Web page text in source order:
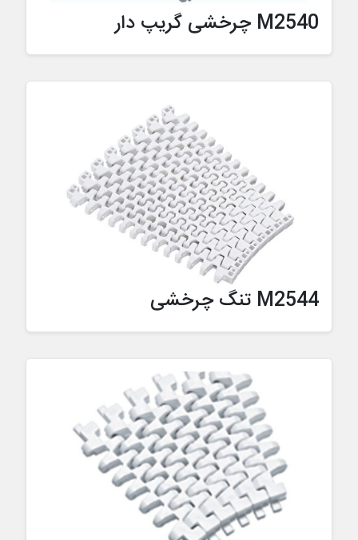
M2540 چرخشی گریپ دار
M2544 تنگ چرخشی